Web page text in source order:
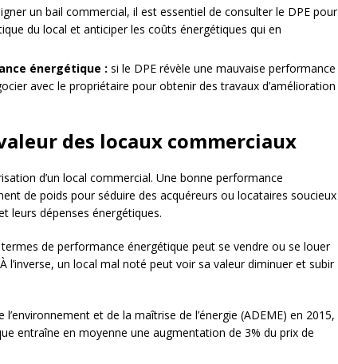
un bail commercial, il est essentiel de consulter le DPE pour
du local et anticiper les coûts énergétiques qui en
énergétique : si le DPE révèle une mauvaise performance
avec le propriétaire pour obtenir des travaux d’amélioration
des locaux commerciaux
d’un local commercial. Une bonne performance
de poids pour séduire des acquéreurs ou locataires soucieux
leurs dépenses énergétiques.
de performance énergétique peut se vendre ou se louer
l’inverse, un local mal noté peut voir sa valeur diminuer et subir
l’environnement et de la maîtrise de l’énergie (ADEME) en 2015,
entraîne en moyenne une augmentation de 3% du prix de